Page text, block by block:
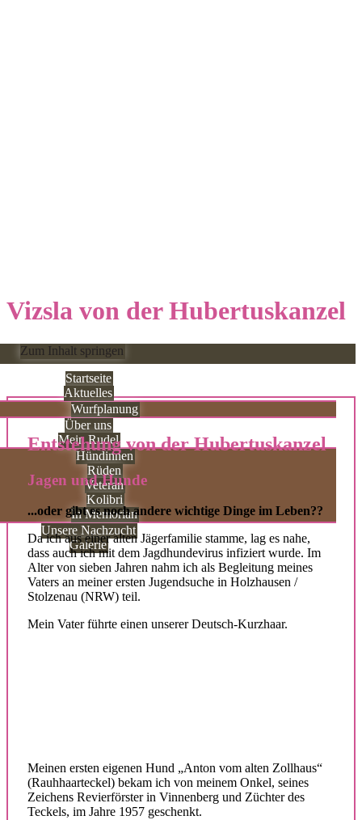
Vizsla von der Hubertuskanzel
Zum Inhalt springen
Startseite
Aktuelles
Wurfplanung
Über uns
Mein Rudel
Hündinnen
Rüden
Veteran
Kolibri
In Memorian
Unsere Nachzucht
Galerie
Entstehung von der Hubertuskanzel
Jagen und Hunde
...oder gibt es noch andere wichtige Dinge im Leben??
Da ich aus einer alten Jägerfamilie stamme, lag es nahe,
dass auch ich mit dem Jagdhundevirus infiziert wurde. Im
Alter von sieben Jahren nahm ich als Begleitung meines
Vaters an meiner ersten Jugendsuche in Holzhausen /
Stolzenau (NRW) teil.
Mein Vater führte einen unserer Deutsch-Kurzhaar.
Meinen ersten eigenen Hund „Anton vom alten Zollhaus“
(Rauhhaarteckel) bekam ich von meinem Onkel, seines
Zeichens Revierförster in Vinnenberg und Züchter des
Teckels, im Jahre 1957 geschenkt.